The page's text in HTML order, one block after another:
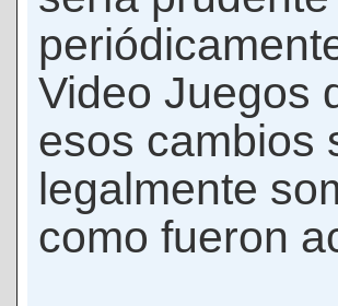
Video Juegos
esos cambios
legalmente
como fueron